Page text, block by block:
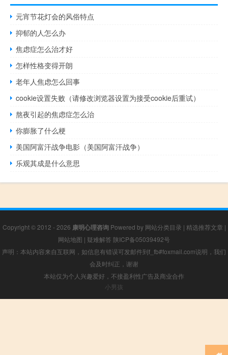
元宵节花灯会的风俗特点
抑郁的人怎么办
焦虑症怎么治才好
怎样性格变得开朗
老年人焦虑怎么回事
cookie设置失败（请修改浏览器设置为接受cookie后重试）
熬夜引起的焦虑症怎么治
你膨胀了什么梗
美国阿富汗战争电影（美国阿富汗战争）
乐观其成是什么意思
Copyright © 2012 - 2026 康明心理咨询Powered by 网站分类目录 | 精选推荐文章 |
网站地图 | 疑难解答 陕ICP备05039492号
声明：本站内容来自互联网，如信息有错误可发邮件到f_fb#foxmail.com说明，我们
会及时纠正，谢谢
本站仅为个人兴趣爱好，不接盈利性广告及商业合作
小男孩